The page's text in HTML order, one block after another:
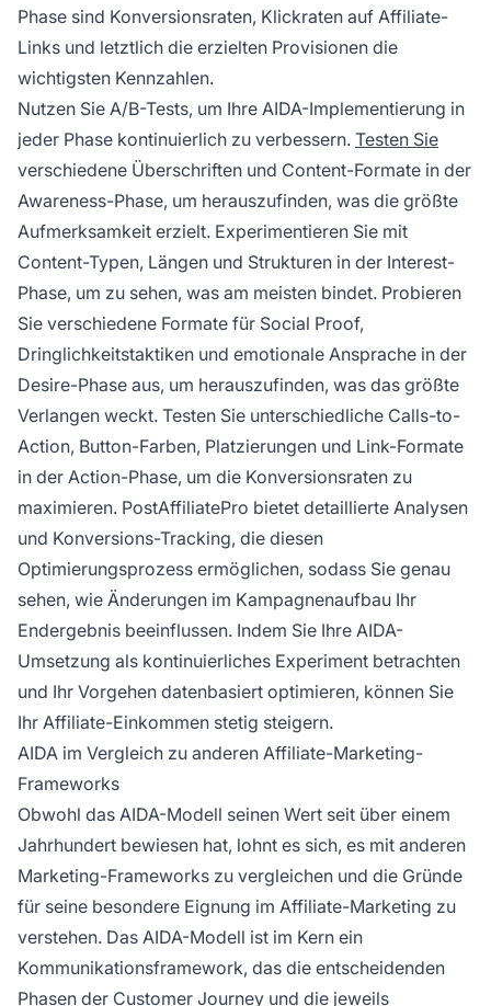
Phase sind Konversionsraten, Klickraten auf Affiliate-
Links und letztlich die erzielten Provisionen die
wichtigsten Kennzahlen.
Nutzen Sie A/B-Tests, um Ihre AIDA-Implementierung in
jeder Phase kontinuierlich zu verbessern. Testen Sie
verschiedene Überschriften und Content-Formate in der
Awareness-Phase, um herauszufinden, was die größte
Aufmerksamkeit erzielt. Experimentieren Sie mit
Content-Typen, Längen und Strukturen in der Interest-
Phase, um zu sehen, was am meisten bindet. Probieren
Sie verschiedene Formate für Social Proof,
Dringlichkeitstaktiken und emotionale Ansprache in der
Desire-Phase aus, um herauszufinden, was das größte
Verlangen weckt. Testen Sie unterschiedliche Calls-to-
Action, Button-Farben, Platzierungen und Link-Formate
in der Action-Phase, um die Konversionsraten zu
maximieren. PostAffiliatePro bietet detaillierte Analysen
und Konversions-Tracking, die diesen
Optimierungsprozess ermöglichen, sodass Sie genau
sehen, wie Änderungen im Kampagnenaufbau Ihr
Endergebnis beeinflussen. Indem Sie Ihre AIDA-
Umsetzung als kontinuierliches Experiment betrachten
und Ihr Vorgehen datenbasiert optimieren, können Sie
Ihr Affiliate-Einkommen stetig steigern.
AIDA im Vergleich zu anderen Affiliate-Marketing-
Frameworks
Obwohl das AIDA-Modell seinen Wert seit über einem
Jahrhundert bewiesen hat, lohnt es sich, es mit anderen
Marketing-Frameworks zu vergleichen und die Gründe
für seine besondere Eignung im Affiliate-Marketing zu
verstehen. Das AIDA-Modell ist im Kern ein
Kommunikationsframework, das die entscheidenden
Phasen der Customer Journey und die jeweils